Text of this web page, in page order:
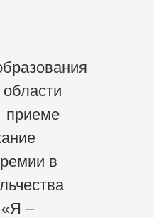
приеме
в
«Я –